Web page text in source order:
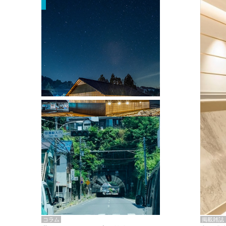
掲載雑誌
掲載雑誌・書籍
『街歩き研修「アールデコとモダニズ
ム、和風バロック」』のレポート記事が
掲載
コラム